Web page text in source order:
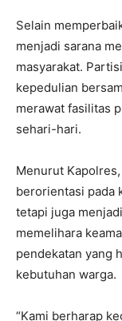
Selain
menjadi sarana
masyarakat.
kepedulian
merawat fasilitas
sehari-hari.
Menurut
berorientasi pada
tetapi juga
memelihara
pendekatan yang
kebutuhan warga.
“Kami berharap